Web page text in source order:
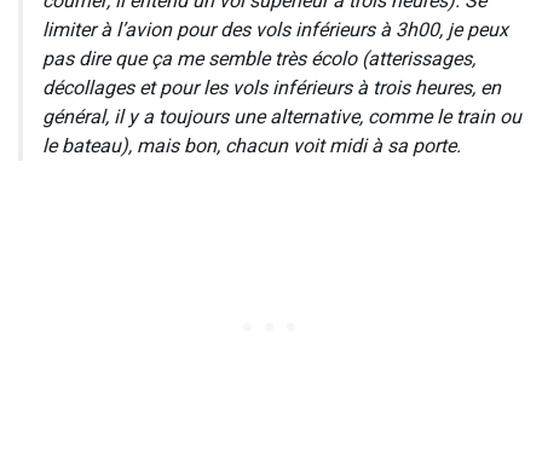
limiter à l’avion pour des vols inférieurs à 3h00, je peux
pas dire que ça me semble très écolo (atterissages,
décollages et pour les vols inférieurs à trois heures, en
général, il y a toujours une alternative, comme le train ou
le bateau), mais bon, chacun voit midi à sa porte.